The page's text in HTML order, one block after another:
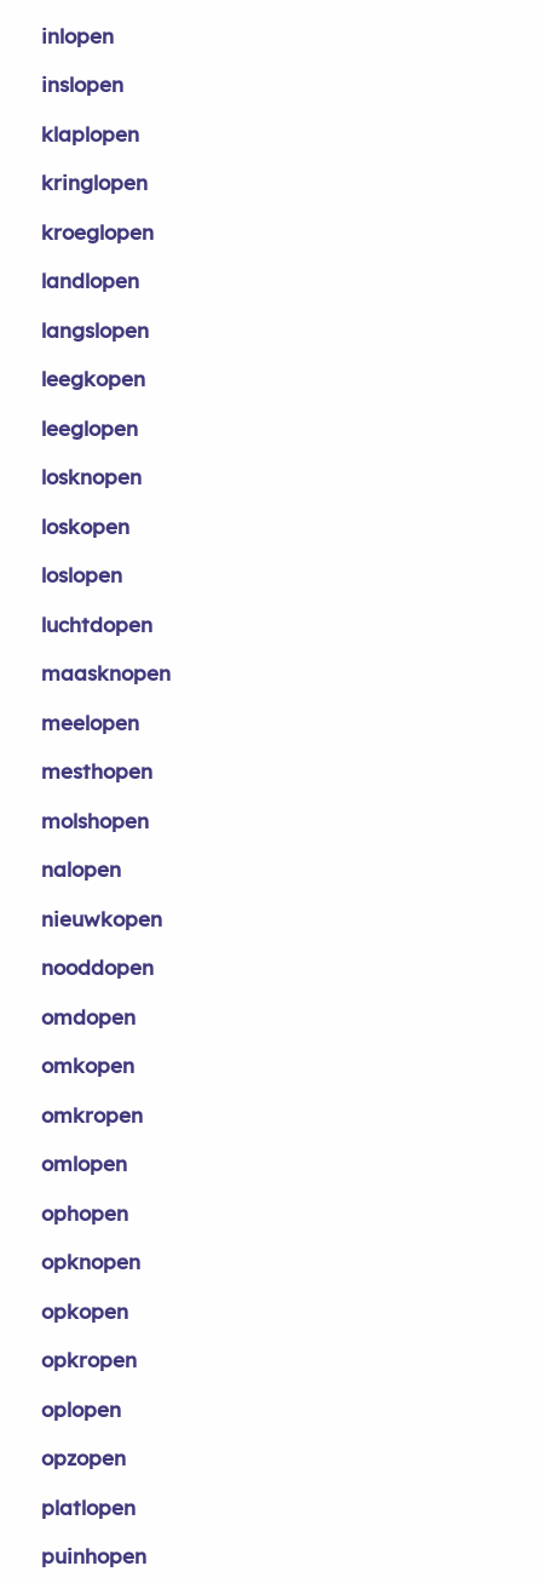
inlopen
inslopen
klaplopen
kringlopen
kroeglopen
landlopen
langslopen
leegkopen
leeglopen
losknopen
loskopen
loslopen
luchtdopen
maasknopen
meelopen
mesthopen
molshopen
nalopen
nieuwkopen
nooddopen
omdopen
omkopen
omkropen
omlopen
ophopen
opknopen
opkopen
opkropen
oplopen
opzopen
platlopen
puinhopen